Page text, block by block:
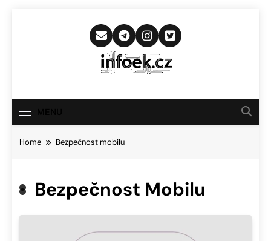
Infoek.cz
Novinkám
Home Bezpečnost mobilu
Bezpečnost Mobilu